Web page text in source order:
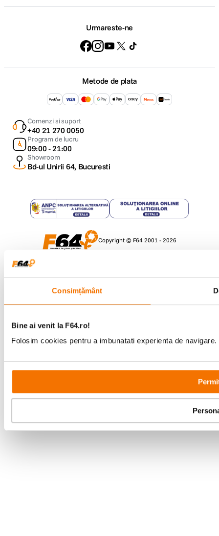
Consimțământ
Bine ai venit la F64.ro!
Folosim cookies pentru a imbunatati experienta de
Urmareste-ne
Metode de plata
Comenzi si suport
+40 21 270 0050
Program de lucru
09:00 - 21:00
Showroom
Bd-ul Unirii 64, Bucuresti
Copyright © F64 2001 - 2026